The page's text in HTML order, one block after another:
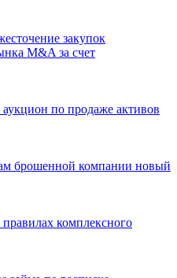
закупок
M&A за счет
по продаже активов
брошенной компании новый
комплексного